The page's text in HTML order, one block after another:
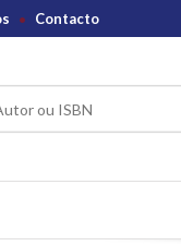
Contacto